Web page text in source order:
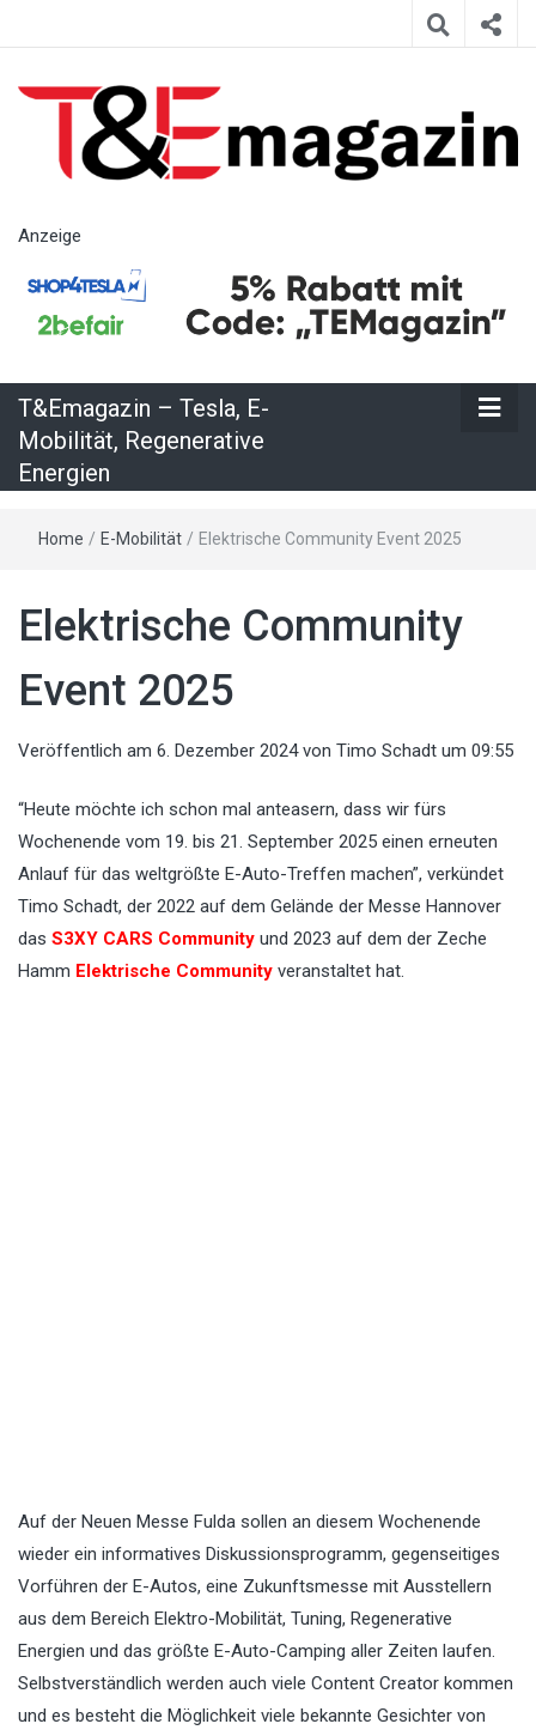
– Tesla, E-
Mobilität,
Regenerative
Energien
Anzeige
T&Emagazin – Tesla, E-
Mobilität, Regenerative
Energien
Home / E-Mobilität / Elektrische Community Event 2025
Elektrische Community
Event 2025
Veröffentlich am 6. Dezember 2024von Timo Schadt um 09:55
“Heute möchte ich schon mal anteasern, dass wir fürs
Wochenende vom 19. bis 21. September 2025 einen erneuten
Anlauf für das weltgrößte E-Auto-Treffen machen”, verkündet
Timo Schadt, der 2022 auf dem Gelände der Messe Hannover
das S3XY CARS Community und 2023 auf dem der Zeche
Hamm Elektrische Community veranstaltet hat.
Auf der Neuen Messe Fulda sollen an diesem Wochenende
wieder ein informatives Diskussionsprogramm, gegenseitiges
Vorführen der E-Autos, eine Zukunftsmesse mit Ausstellern
aus dem Bereich Elektro-Mobilität, Tuning, Regenerative
Energien und das größte E-Auto-Camping aller Zeiten laufen.
Selbstverständlich werden auch viele Content Creator kommen
und es besteht die Möglichkeit viele bekannte Gesichter von